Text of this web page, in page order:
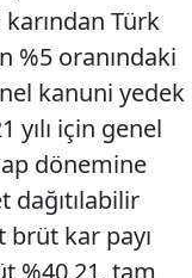
karından Türk
%5 oranındaki
kanuni yedek
yılı için genel
dönemine
dağıtılabilir
brüt kar payı
%40,21, tam